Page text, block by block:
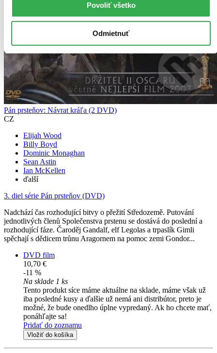
Povoliť všetko
Odmietnuť
Pán prsteňov: Návrat kráľa (2 DVD)
CZ
Elijah Wood
Billy Boyd
Dominic Monaghan
Sean Astin
Ian McKellen
ďalší
3. diel série Pán prsteňov (DVD)
Nadchází čas rozhodující bitvy o přežití Středozemě. Putování
jednotlivých členů Společenstva prstenu se dostává do poslední a
rozhodující fáze. Čaroděj Gandalf, elf Legolas a trpaslík Gimli
spěchají s dědicem trůnu Aragornem na pomoc zemi Gondor...
DVD film
10,70 €
-11 %
Na sklade 1 ks
Tento produkt síce máme aktuálne na sklade, máme však už
iba posledné kusy a ďalšie už nemá ani distribútor, preto je
možné, že bude onedlho úplne vypredaný. Ak ho chcete mať,
ponáhľajte sa!
Pridať do zoznamu
Vložiť do košíka